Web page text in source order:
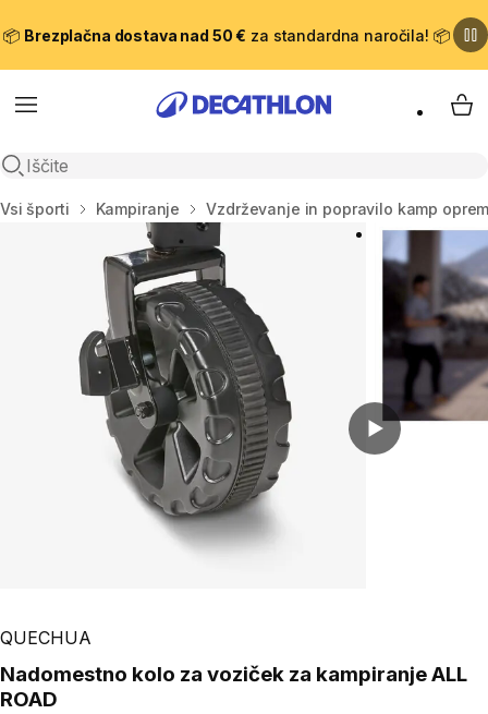
📦 Brezplačna dostava nad 50 € za standardna naročila! 📦
Meni
Odpri iskanje
Domov
Vsi športi Kampiranje Vzdrževanje in popravilo kamp
Play Video
QUECHUA
Nadomestno kolo za voziček za kampiranje ALL
ROAD